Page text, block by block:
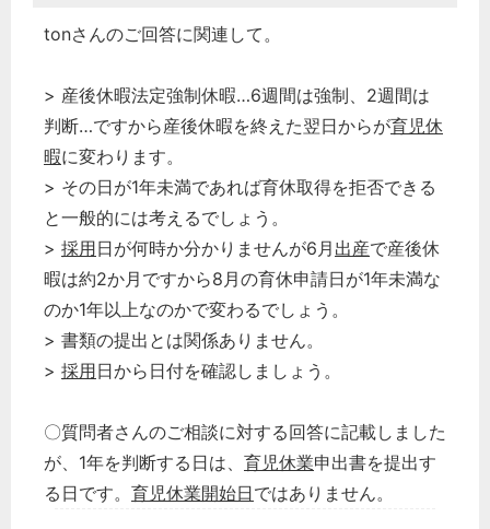
tonさんのご回答に関連して。
> 産後休暇法定強制休暇…6週間は強制、2週間は
判断…ですから産後休暇を終えた翌日からが育児休
暇に変わります。
> その日が1年未満であれば育休取得を拒否できる
と一般的には考えるでしょう。
> 採用日が何時か分かりませんが6月 出産で産後休
暇は約2か月ですから8月の育休申請日が1年未満な
のか1年以上なのかで変わるでしょう。
> 書類の提出とは関係ありません。
> 採用日から日付を確認しましょう。
〇質問者さんのご相談に対する回答に記載しました
が、1年を判断する日は、 育児休業申出書を提出す
る日です。 育児休業開始日ではありません。